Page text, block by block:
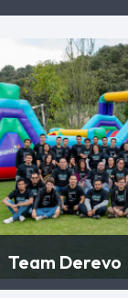
Team Derevo